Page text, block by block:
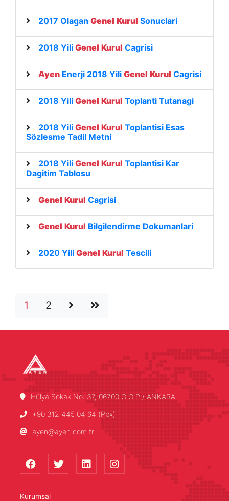
2017 Olagan Genel Kurul Sonuclari
2018 Yili Genel Kurul Cagrisi
Ayen Enerji 2018 Yili Genel Kurul Cagrisi
2018 Yili Genel Kurul Toplanti Tutanagi
2018 Yili Genel Kurul Toplantisi Esas
Sözlesme Tadil Metni
2018 Yili Genel Kurul Toplantisi Kar
Dagitim Tablosu
Genel Kurul Cagrisi
Genel Kurul Bilgilendirme Dokumanlari
2020 Yili Genel Kurul Tescili
1 2
Hülya Sokak No: 37, 06700 G.O.P / ANKARA
+90 312 445 04 64 (Pbx)
ayen@ayen.com.tr
Kurumsal